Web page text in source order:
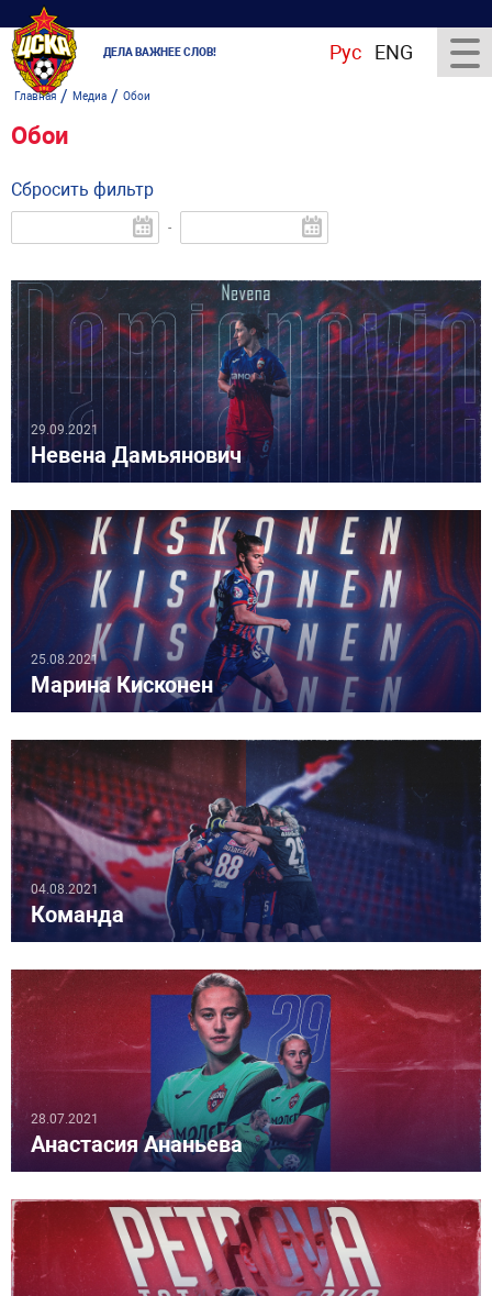
ДЕЛА ВАЖНЕЕ СЛОВ! Рус ENG
Главная/ Медиа / Обои
Обои
Сбросить фильтр
-
29.09.2021
Невена Дамьянович
25.08.2021
Марина Кисконен
04.08.2021
Команда
28.07.2021
Анастасия Ананьева